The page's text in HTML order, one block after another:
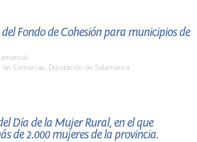
Fondo de Cohesión para municipios de
las Comarcas, Diputación de Salamanca.
Día de la Mujer Rural, en el que
de 2.000 mujeres de la provincia.